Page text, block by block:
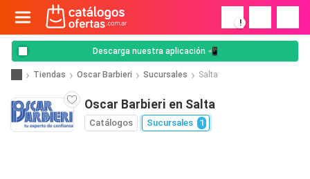
!
Descarga nuestra aplicación 📲
Tiendas Oscar Barbieri Sucursales Salta
Oscar Barbieri en Salta
Catálogos Sucursales 1